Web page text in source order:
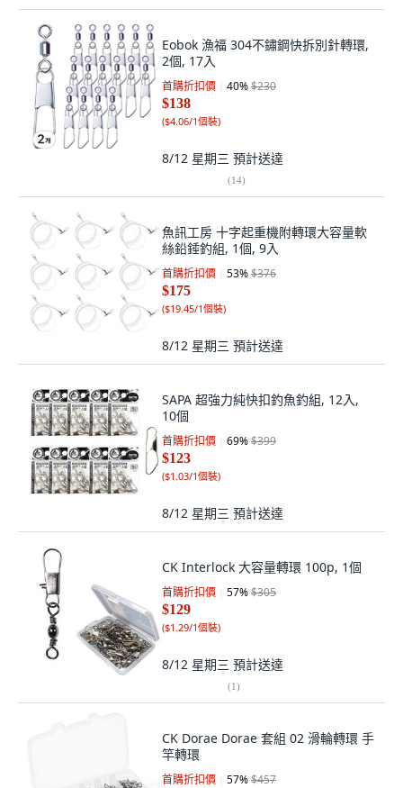
Eobok 漁福 304不鏽鋼快拆別針轉環,
2個, 17入
首購折扣價 40%$230
$138
($4.06/1個裝)
8/12 星期三 預計送達
(14)
魚訊工房 十字起重機附轉環大容量軟
絲鉛錘釣組, 1個, 9入
首購折扣價 53%$376
$175
($19.45/1個裝)
8/12 星期三 預計送達
SAPA 超強力純快扣釣魚釣組, 12入,
10個
首購折扣價 69%$399
$123
($1.03/1個裝)
8/12 星期三 預計送達
CK Interlock 大容量轉環 100p, 1個
首購折扣價 57%$305
$129
($1.29/1個裝)
8/12 星期三 預計送達
(1)
CK Dorae Dorae 套組 02 滑輪轉環 手
竿轉環
首購折扣價 57%$457